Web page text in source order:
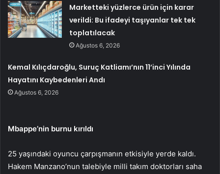
Marketteki yüzlerce ürün için karar
verildi: Bu ifadeyi taşıyanlar tek tek
toplatılacak
Ağustos 6, 2026
Kemal Kılıçdaroğlu, Suruç Katliamı’nın 11’inci Yılında
Hayatını Kaybedenleri Andı
Ağustos 6, 2026
Mbappe’nin burnu kırıldı
25 yaşındaki oyuncu çarpışmanın etkisiyle yerde kaldı.
Hakem Manzano’nun talebiyle milli takım doktorları saha